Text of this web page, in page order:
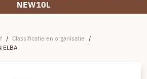
NEW10L
/ Classificatie en organisatie /
ELBA